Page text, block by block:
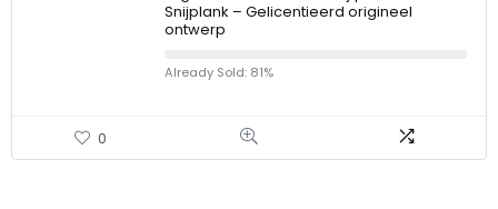
Snijplank – Gelicentieerd origineel
ontwerp
Already Sold: 81%
0